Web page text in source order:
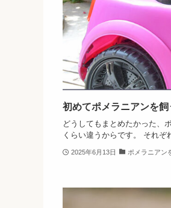
初めてポメラニアンを
どうしてもまとめたかった、
くらい違うからです。 それぞ
2025年6月13日 ポメラニアン